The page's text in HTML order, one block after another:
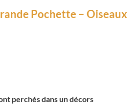
Pochette – Oiseaux
perchés dans un décors